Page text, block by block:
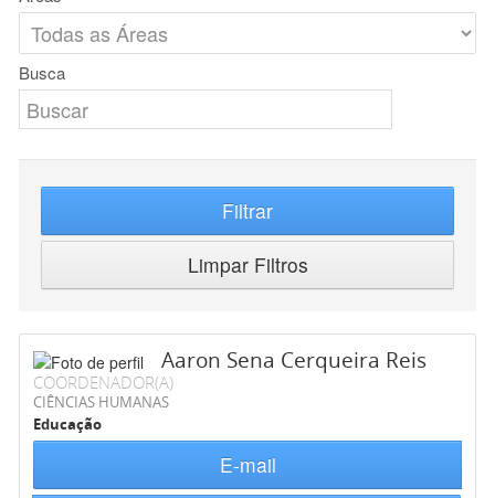
Busca
Filtrar
Limpar Filtros
Aaron Sena Cerqueira Reis
COORDENADOR(A)
CIÊNCIAS HUMANAS
Educação
E-mail